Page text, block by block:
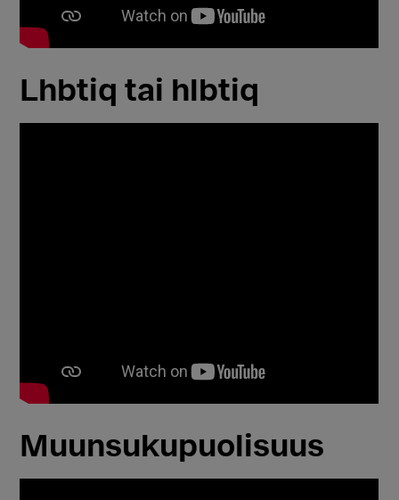
Lhbtiq tai hlbtiq
Muunsukupuolisuus